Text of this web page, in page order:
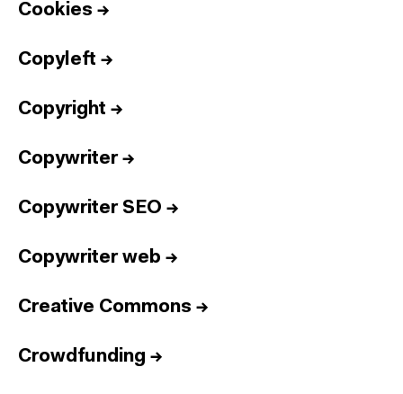
Cookies →
Copyleft →
Copyright →
Copywriter→
Copywriter SEO →
Copywriter web →
Creative Commons →
Crowdfunding →